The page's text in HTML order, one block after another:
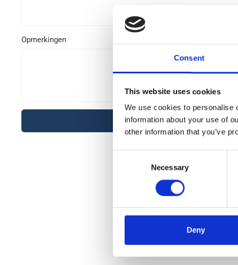
Consent
This website uses cookies
We use cookies to personalise
information about your use of
other information that you’ve
Necessary
Deny
Opmerkingen